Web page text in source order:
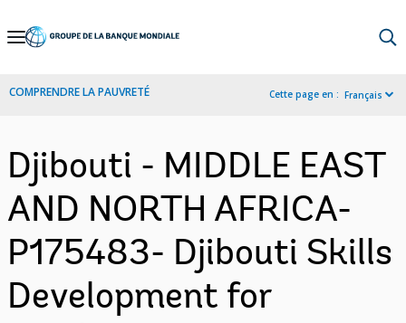
Skip
Navigation
COMPRENDRE LA PAUVRETÉ Cette page en : Français
Djibouti - MIDDLE EAST
AND NORTH AFRICA-
P175483- Djibouti Skills
Development for